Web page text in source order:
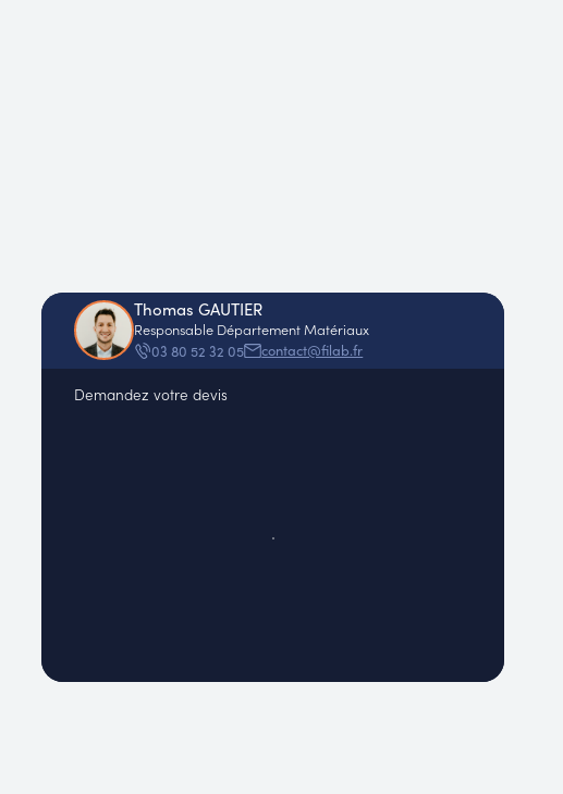
Thomas GAUTIER
Responsable Département Matériaux
03 80 52 32 05
contact@filab.fr
Demandez votre devis